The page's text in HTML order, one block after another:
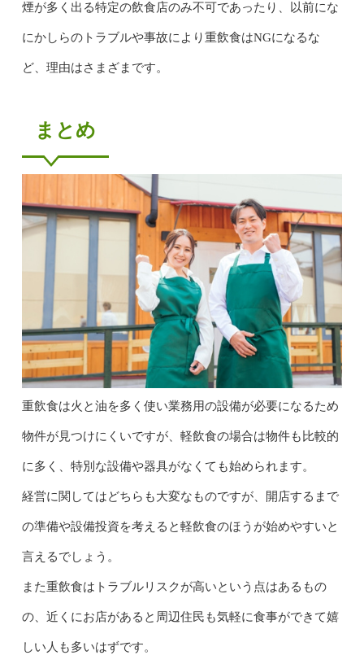
煙が多く出る特定の飲食店のみ不可であったり、以前にな
にかしらのトラブルや事故により重飲食はNGになるな
ど、理由はさまざまです。
まとめ
重飲食は火と油を多く使い業務用の設備が必要になるため
物件が見つけにくいですが、軽飲食の場合は物件も比較的
に多く、特別な設備や器具がなくても始められます。
経営に関してはどちらも大変なものですが、開店するまで
の準備や設備投資を考えると軽飲食のほうが始めやすいと
言えるでしょう。
また重飲食はトラブルリスクが高いという点はあるもの
の、近くにお店があると周辺住民も気軽に食事ができて嬉
しい人も多いはずです。